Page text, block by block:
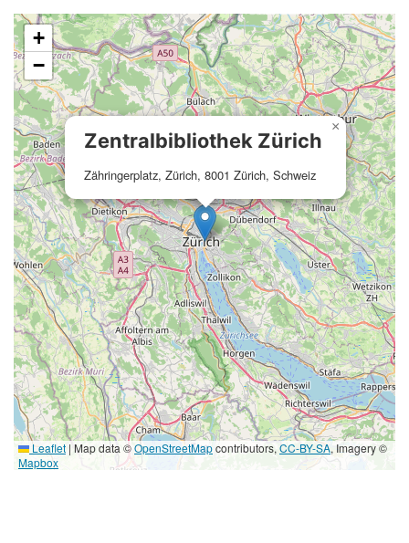
Zentralbibliothek Zürich
Zähringerplatz, Zürich, 8001 Zürich, Schweiz
×
+
−
Leaflet | Map data ©OpenStreetMapcontributors,CC-BY-SA, Imagery ©
Mapbox